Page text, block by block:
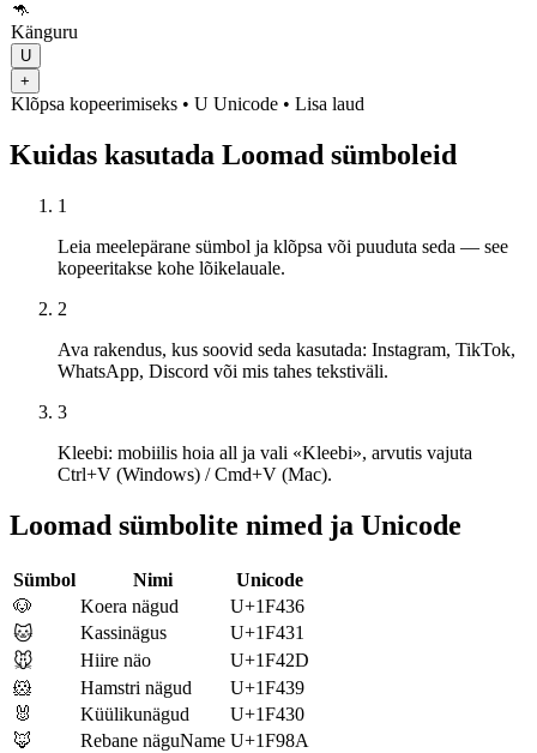
🦘
Känguru
U
+
Klõpsa kopeerimiseks • U Unicode • Lisa laud
Kuidas kasutada Loomad sümboleid
1
Leia meelepärane sümbol ja klõpsa või puuduta seda — see
kopeeritakse kohe lõikelauale.
2
Ava rakendus, kus soovid seda kasutada: Instagram, TikTok,
WhatsApp, Discord või mis tahes tekstiväli.
3
Kleebi: mobiilis hoia all ja vali «Kleebi», arvutis vajuta
Ctrl+V (Windows) / Cmd+V (Mac).
Loomad sümbolite nimed ja Unicode
Sümbol Nimi
Unicode
🐶
Koera nägud
U+1F436
🐱
Kassinägus
U+1F431
🐭
Hiire näo
U+1F42D
🐹
Hamstri nägud
U+1F439
🐰
Küülikunägud
U+1F430
🦊
Rebane näguName U+1F98A